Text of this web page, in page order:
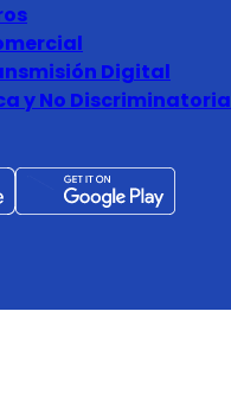
Digital
y No Discriminatoria